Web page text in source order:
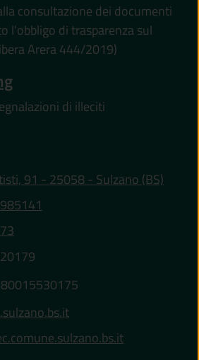
consultazione dei documenti
l'obbligo di trasparenza sul
Arera 444/2019)
di illeciti
91 - 25058 - Sulzano (BS)